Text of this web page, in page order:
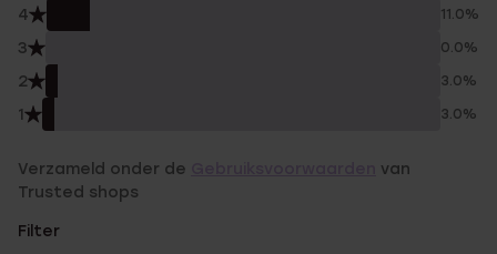
4 11.0%
3 0.0%
2 3.0%
1 3.0%
Verzameld onder de
van
Trusted shops
Filter